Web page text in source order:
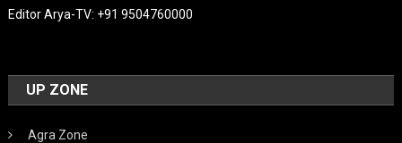
Editor Arya-TV: +91 9504760000
UP ZONE
Agra Zone